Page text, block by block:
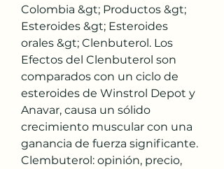
Colombia &gt; Productos &gt;
Esteroides &gt; Esteroides
orales &gt; Clenbuterol. Los
Efectos del Clenbuterol son
comparados con un ciclo de
esteroides de Winstrol Depot y
Anavar, causa un sólido
crecimiento muscular con una
ganancia de fuerza significante.
Clembuterol: opinión, precio,